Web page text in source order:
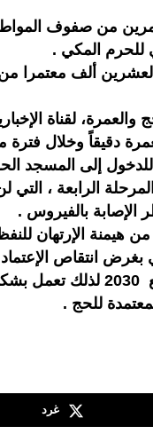
من صفوف
ألف معتمرا
لقناة
دقيقاً وخلال
إلى المسجد
الرابعة ، التي
الإصابة بالفيروس .
الإرتهان للنفظ
يفي بغرض انتقاص
، كما تسعى المملكة لستقبال
للحج .
غرد